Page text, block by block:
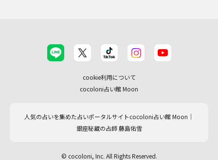
cookie利用について
cocoloni占い館 Moon
人気の占いを集めた占いポータルサイトcocoloni占い館 Moon｜
銀座秘蔵の占師 藤島佑雪
© cocoloni, Inc. All Rights Reserved.